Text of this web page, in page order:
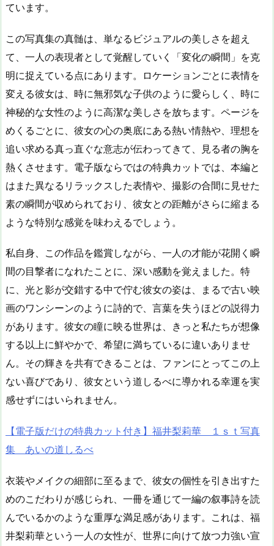
ています。
この写真集の真髄は、単なるビジュアルの美しさを超え
て、一人の表現者として覚醒していく「変化の瞬間」を克
明に捉えている点にあります。ロケーションごとに表情を
変える彼女は、時に無邪気な子供のように愛らしく、時に
神秘的な女性のように高潔な美しさを放ちます。ページを
めくるごとに、彼女の心の奥底にある熱い情熱や、理想を
追い求める真っ直ぐな意志が伝わってきて、見る者の胸を
熱くさせます。電子版ならではの特典カットでは、本編と
はまた異なるリラックスした表情や、撮影の合間に見せた
素の瞬間が収められており、彼女との距離がさらに縮まる
ような特別な感覚を味わえるでしょう。
私自身、この作品を鑑賞しながら、一人の才能が花開く瞬
間の目撃者になれたことに、深い感動を覚えました。特
に、光と影が交錯する中で佇む彼女の姿は、まるで古い映
画のワンシーンのように詩的で、言葉を失うほどの説得力
があります。彼女の瞳に映る世界は、きっと私たちが想像
する以上に鮮やかで、希望に満ちているに違いありませ
ん。その輝きを共有できることは、ファンにとってこの上
ない喜びであり、彼女という道しるべに導かれる幸運を実
感せずにはいられません。
【電子版だけの特典カット付き】福井梨莉華 １ｓｔ写真
集 あいの道しるべ
衣装やメイクの細部に至るまで、彼女の個性を引き出すた
めのこだわりが感じられ、一冊を通じて一編の叙事詩を読
んでいるかのような重厚な満足感があります。これは、福
井梨莉華という一人の女性が、世界に向けて放つ力強い宣